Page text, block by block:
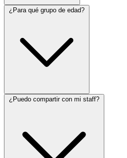
¿Para qué grupo de edad?
¿Puedo compartir con mi staff?